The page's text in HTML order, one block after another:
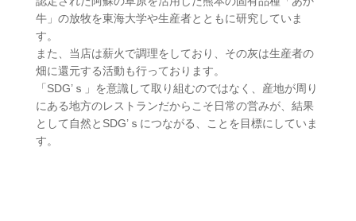
牛」の放牧を東海大学や生産者とともに研究していま
す。
また、当店は薪火で調理をしており、その灰は生産者の
畑に還元する活動も行っております。
「SDG’ｓ」を意識して取り組むのではなく、産地が周り
にある地方のレストランだからこそ日常の営みが、結果
として自然とSDG’ｓにつながる、ことを目標にしていま
す。